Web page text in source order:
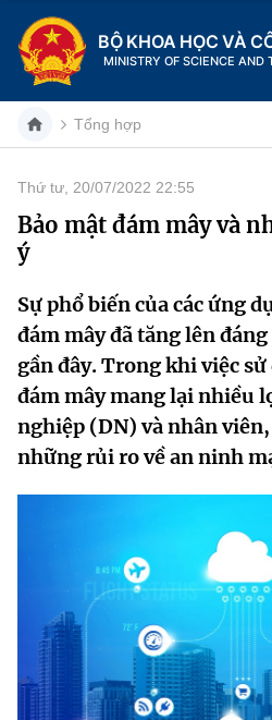
BỘ KHOA HỌC VÀ
MINISTRY OF SCIENCE AND
Danh mục
Trang chủ
Giới thiệu
Chức năng nhiệm vụ
Cơ cấu tổ chức
Lịch sử phát triển
Tin tức sự kiện
Khoa học và Công nghệ
Đổi mới sáng tạo
Bưu chính, Viễn thông
Sở hữu trí tuệ
Tiêu chuẩn, đo lường, chất
Dịch vụ công
Hệ thống văn bản
Văn bản chỉ đạo điều hành
Lấy ý kiến người dân về dự
Khoa học và Công nghệ
Đổi mới sáng tạo
Multimedia
THƯ ĐIỆN TỬ
Khác
Tổng hợp
Thứ tư, 20/07/2022 22:55
Bảo mật đám mây và
ý
Sự phổ biến của các ứng
đám mây đã tăng lên
gần đây. Trong khi việc
đám mây mang lại nhiều
nghiệp (DN) và nhân
những rủi ro về an ninh